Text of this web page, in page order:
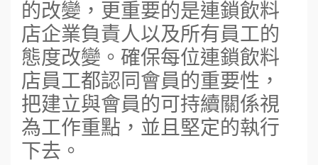
的改變，更重要的是連鎖飲料
店企業負責人以及所有員工的
態度改變。確保每位連鎖飲料
店員工都認同會員的重要性，
把建立與會員的可持續關係視
為工作重點，並且堅定的執行
下去。